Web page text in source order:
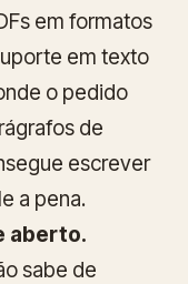
em formatos
em texto
o pedido
de
escrever
a pena.
aberto.
sabe de